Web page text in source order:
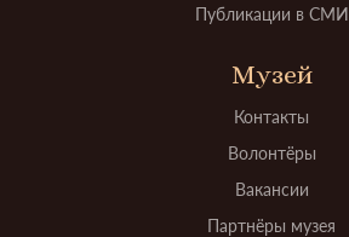
Публикации в СМИ
Музей
Контакты
Волонтёры
Вакансии
Партнёры музея